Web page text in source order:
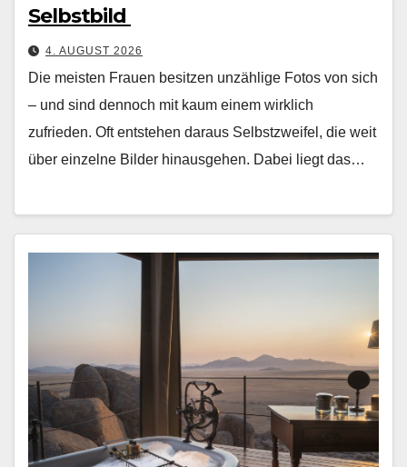
Selbstbild
4. AUGUST 2026
Die meis­ten Frauen besitzen unzäh­lige Fotos von sich
– und sind den­noch mit kaum einem wirk­lich
zufrieden. Oft entste­hen daraus Selb­stzweifel, die weit
über einzelne Bilder hin­aus­ge­hen. Dabei liegt das…